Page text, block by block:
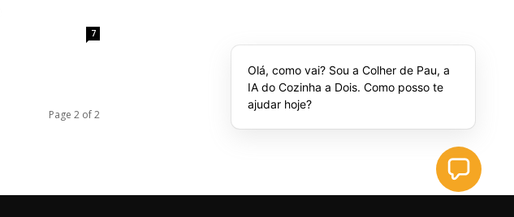
7
Page 2 of 2
Olá, como vai? Sou a Colher de Pau, a
IA do Cozinha a Dois. Como posso te
ajudar hoje?